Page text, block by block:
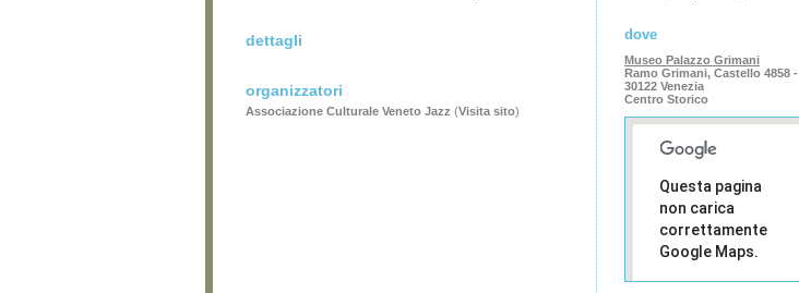
dettagli
organizzatori
Associazione Culturale Veneto Jazz (Visita sito)
dove
Museo Palazzo Grimani
Ramo Grimani, Castello 4858 -
30122 Venezia
Centro Storico
Questa pagina
non carica
correttamente
Google Maps.